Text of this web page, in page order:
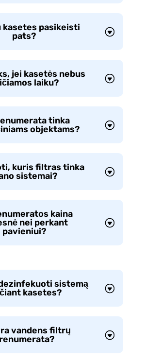
kasetes pasikeisti
pats?
jei kasetės nebus
laiku?
tinka
objektams?
kuris filtras tinka
sistemai?
kaina
nei perkant
pavieniui?
sistemą
kasetes?
vandens filtrų